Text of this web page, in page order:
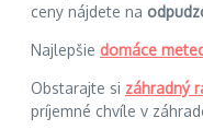
ceny nájdete na
Najlepšie domáce
Obstarajte si záhradný
príjemné chvíle v